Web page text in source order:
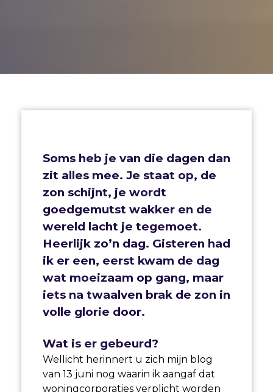
Soms heb je van die dagen dan
zit alles mee. Je staat op, de
zon schijnt, je wordt
goedgemutst wakker en de
wereld lacht je tegemoet.
Heerlijk zo’n dag. Gisteren had
ik er een, eerst kwam de dag
wat moeizaam op gang, maar
iets na twaalven brak de zon in
volle glorie door.
Wat is er gebeurd?
Wellicht herinnert u zich mijn blog
van 13 juni nog waarin ik aangaf dat
woningcorporaties verplicht worden